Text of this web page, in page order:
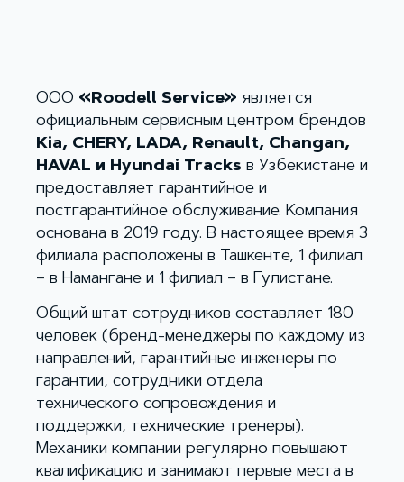
ООО « Roodell Service» является
официальным сервисным центром брендов
Kia, CHERY, LADA, Renault, Changan,
HAVAL и Hyundai Tracks в Узбекистане и
предоставляет гарантийное и
постгарантийное обслуживание. Компания
основана в 2019 году. В настоящее время 3
филиала расположены в Ташкенте, 1 филиал
– в Намангане и 1 филиал – в Гулистане.
Общий штат сотрудников составляет 180
человек (бренд-менеджеры по каждому из
направлений, гарантийные инженеры по
гарантии, сотрудники отдела
технического сопровождения и
поддержки, технические тренеры).
Механики компании регулярно повышают
квалификацию и занимают первые места в